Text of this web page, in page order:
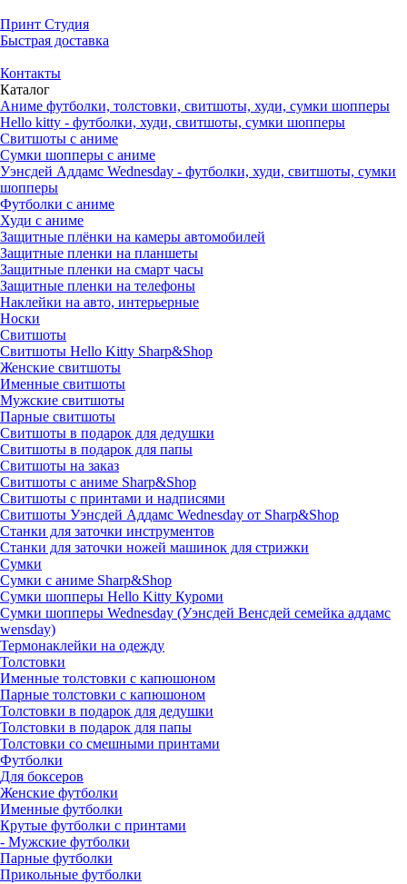
Принт Студия
Быстрая доставка
Контакты
Каталог
Аниме футболки, толстовки, свитшоты, худи, сумки шопперы
Hello kitty - футболки, худи, свитшоты, сумки шопперы
Свитшоты с аниме
Сумки шопперы с аниме
Уэнсдей Аддамс Wednesday - футболки, худи, свитшоты, сумки
шопперы
Футболки с аниме
Худи с аниме
Защитные плёнки на камеры автомобилей
Защитные пленки на планшеты
Защитные пленки на смарт часы
Защитные пленки на телефоны
Наклейки на авто, интерьерные
Носки
Свитшоты
Cвитшоты Hello Kitty Sharp&Shop
Женские свитшоты
Именные свитшоты
Мужские свитшоты
Парные свитшоты
Свитшоты в подарок для дедушки
Свитшоты в подарок для папы
Свитшоты на заказ
Свитшоты с аниме Sharp&Shop
Свитшоты с принтами и надписями
Свитшоты Уэнсдей Аддамс Wednesday от Sharp&Shop
Станки для заточки инструментов
Станки для заточки ножей машинок для стрижки
Сумки
Сумки с аниме Sharp&Shop
Сумки шопперы Hello Kitty Куроми
Сумки шопперы Wednesday (Уэнсдей Венсдей семейка аддамс
wensday)
Термонаклейки на одежду
Толстовки
Именные толстовки с капюшоном
Парные толстовки с капюшоном
Толстовки в подарок для дедушки
Толстовки в подарок для папы
Толстовки со смешными принтами
Футболки
Для боксеров
Женские футболки
Именные футболки
Крутые футболки с принтами
- Мужские футболки
Парные футболки
Прикольные футболки